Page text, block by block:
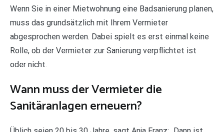
Wenn Sie in einer Mietwohnung eine Badsanierung planen,
muss das grundsätzlich mit Ihrem Vermieter
abgesprochen werden. Dabei spielt es erst einmal keine
Rolle, ob der Vermieter zur Sanierung verpflichtet ist
oder nicht.
Wann muss der Vermieter die
Sanitäranlagen erneuern?